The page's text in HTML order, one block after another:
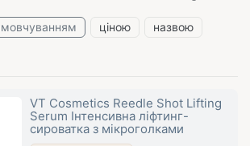
ціною
назвою
VT Cosmetics Reedle Shot Lifting
Serum Інтенсивна ліфтинг-
сироватка з мікроголками